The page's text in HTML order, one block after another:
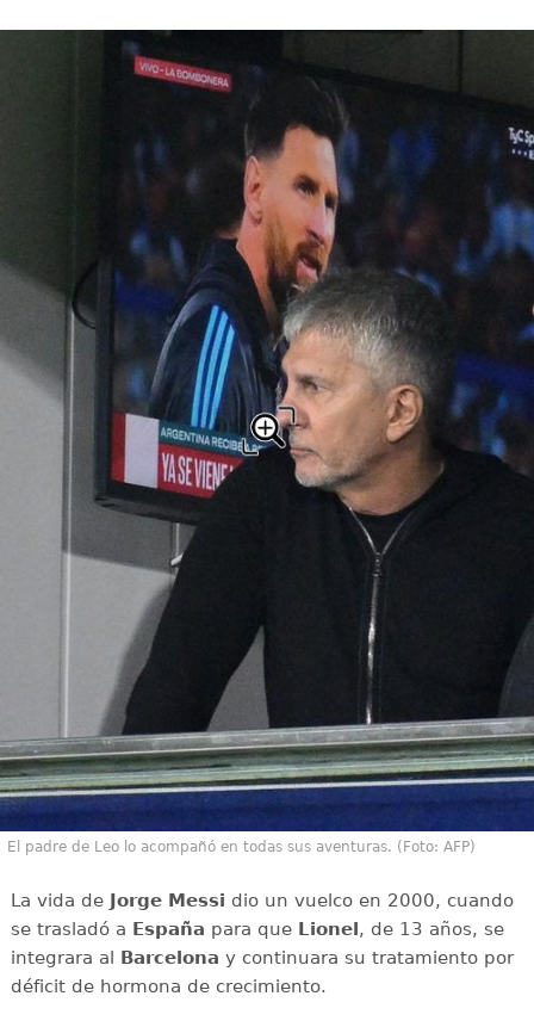
El padre de Leo lo acompañó en todas sus aventuras. (Foto: AFP)
La vida de Jorge Messi dio un vuelco en 2000, cuando
se trasladó a España para que Lionel, de 13 años, se
integrara al Barcelona y continuara su tratamiento por
déficit de hormona de crecimiento.